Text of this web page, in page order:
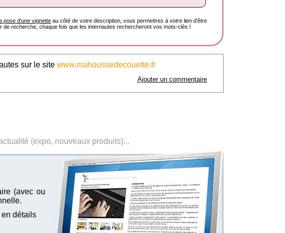
pose d'une vignette au côté de votre description, vous permettrez à votre lien d'être
de recherche, chaque fois que les internautes rechercheront vos mots-clés !
sur le site www.mahoussedecouette.fr
Ajouter un commentaire
(expo, nouveaux produits)...
(avec ou
en détails